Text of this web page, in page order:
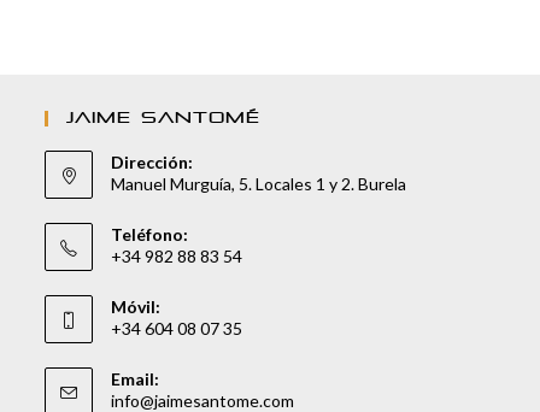
JAIME SANTOMÉ
Dirección:
Manuel Murguía, 5. Locales 1 y 2. Burela
Teléfono:
+34 982 88 83 54
Móvil:
+34 604 08 07 35
Email:
info@jaimesantome.com